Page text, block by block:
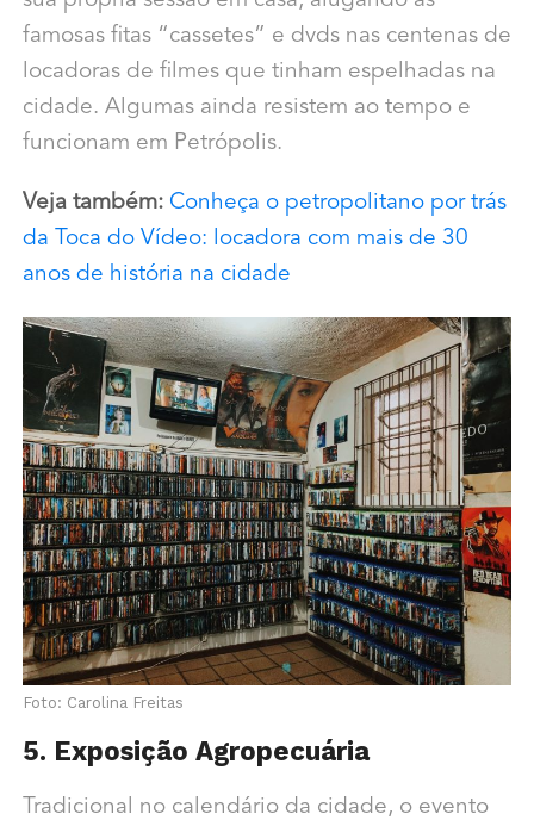
famosas fitas “cassetes” e dvds nas centenas de
locadoras de filmes que tinham espelhadas na
cidade. Algumas ainda resistem ao tempo e
funcionam em Petrópolis.
Veja também: Conheça o petropolitano por trás
da Toca do Vídeo: locadora com mais de 30
anos de história na cidade
Foto: Carolina Freitas
5. Exposição Agropecuária
Tradicional no calendário da cidade, o evento